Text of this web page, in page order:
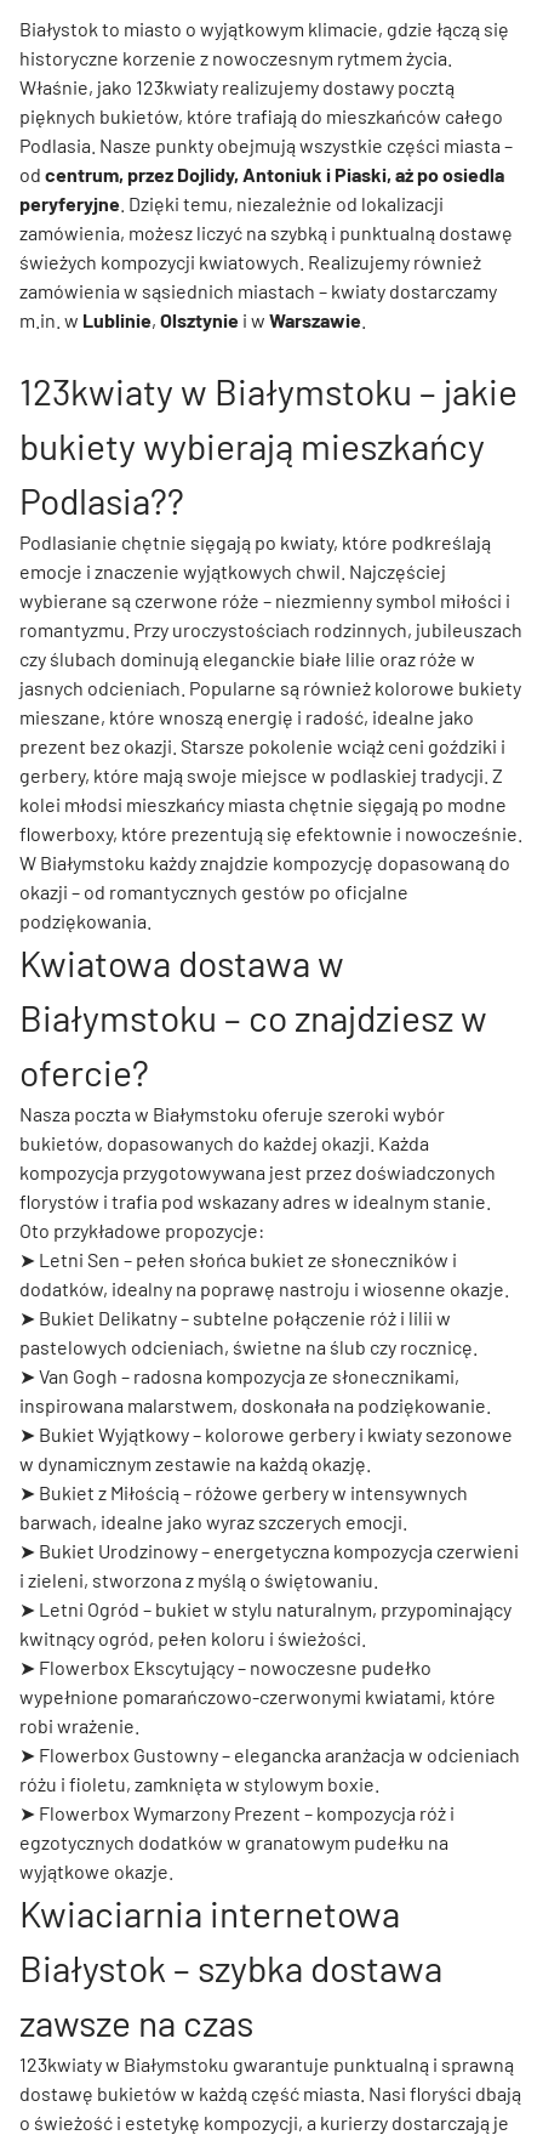
Białystok to miasto o wyjątkowym klimacie, gdzie łączą się
historyczne korzenie z nowoczesnym rytmem życia.
Właśnie, jako 123kwiaty realizujemy dostawy pocztą
pięknych bukietów, które trafiają do mieszkańców całego
Podlasia. Nasze punkty obejmują wszystkie części miasta –
od centrum, przez Dojlidy, Antoniuk i Piaski, aż po osiedla
peryferyjne . Dzięki temu, niezależnie od lokalizacji
zamówienia, możesz liczyć na szybką i punktualną dostawę
świeżych kompozycji kwiatowych. Realizujemy również
zamówienia w sąsiednich miastach – kwiaty dostarczamy
m.in. w Lublinie, Olsztynie i w Warszawie
123kwiaty w Białymstoku – jakie
bukiety wybierają mieszkańcy
Podlasia??
Podlasianie chętnie sięgają po kwiaty, które podkreślają
emocje i znaczenie wyjątkowych chwil. Najczęściej
wybierane są czerwone róże – niezmienny symbol miłości i
romantyzmu. Przy uroczystościach rodzinnych, jubileuszach
czy ślubach dominują eleganckie białe lilie oraz róże w
jasnych odcieniach. Popularne są również kolorowe bukiety
mieszane, które wnoszą energię i radość, idealne jako
prezent bez okazji. Starsze pokolenie wciąż ceni goździki i
gerbery, które mają swoje miejsce w podlaskiej tradycji. Z
kolei młodsi mieszkańcy miasta chętnie sięgają po modne
flowerboxy, które prezentują się efektownie i nowocześnie.
W Białymstoku każdy znajdzie kompozycję dopasowaną do
okazji – od romantycznych gestów po oficjalne
podziękowania.
Kwiatowa dostawa w
Białymstoku – co znajdziesz w
ofercie?
Nasza poczta w Białymstoku oferuje szeroki wybór
bukietów, dopasowanych do każdej okazji. Każda
kompozycja przygotowywana jest przez doświadczonych
florystów i trafia pod wskazany adres w idealnym stanie.
Oto przykładowe propozycje:
➤ Letni Sen – pełen słońca bukiet ze słoneczników i
dodatków, idealny na poprawę nastroju i wiosenne okazje.
➤ Bukiet Delikatny– subtelne połączenie róż i lilii w
pastelowych odcieniach, świetne na ślub czy rocznicę.
➤ Van Gogh – radosna kompozycja ze słonecznikami,
inspirowana malarstwem, doskonała na podziękowanie.
➤ Bukiet Wyjątkowy– kolorowe gerbery i kwiaty sezonowe
w dynamicznym zestawie na każdą okazję.
➤ Bukiet z Miłością – różowe gerbery w intensywnych
barwach, idealne jako wyraz szczerych emocji.
➤ Bukiet Urodzinowy– energetyczna kompozycja czerwieni
i zieleni, stworzona z myślą o świętowaniu.
➤ Letni Ogród – bukiet w stylu naturalnym, przypominający
kwitnący ogród, pełen koloru i świeżości.
➤ Flowerbox Ekscytujący– nowoczesne pudełko
wypełnione pomarańczowo-czerwonymi kwiatami, które
robi wrażenie.
➤ Flowerbox Gustowny– elegancka aranżacja w odcieniach
różu i fioletu, zamknięta w stylowym boxie.
➤ Flowerbox Wymarzony Prezent – kompozycja róż i
egzotycznych dodatków w granatowym pudełku na
wyjątkowe okazje.
Kwiaciarnia internetowa
Białystok – szybka dostawa
zawsze na czas
123kwiaty w Białymstoku gwarantuje punktualną i sprawną
dostawę bukietów w każdą część miasta. Nasi floryści dbają
o świeżość i estetykę kompozycji, a kurierzy dostarczają je